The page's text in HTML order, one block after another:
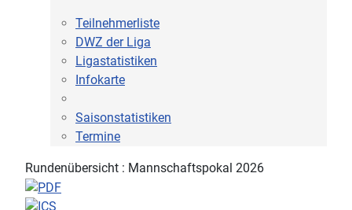
Teilnehmerliste
DWZ der Liga
Ligastatistiken
Infokarte
Saisonstatistiken
Termine
Rundenübersicht : Mannschaftspokal 2026